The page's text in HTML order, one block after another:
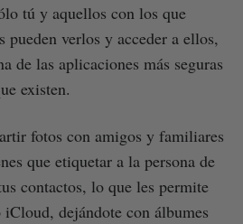
tú y aquellos con los que
pueden verlos y acceder a ellos,
de las aplicaciones más seguras
existen.
fotos con amigos y familiares
que etiquetar a la persona de
contactos, lo que les permite
dejándote con álbumes